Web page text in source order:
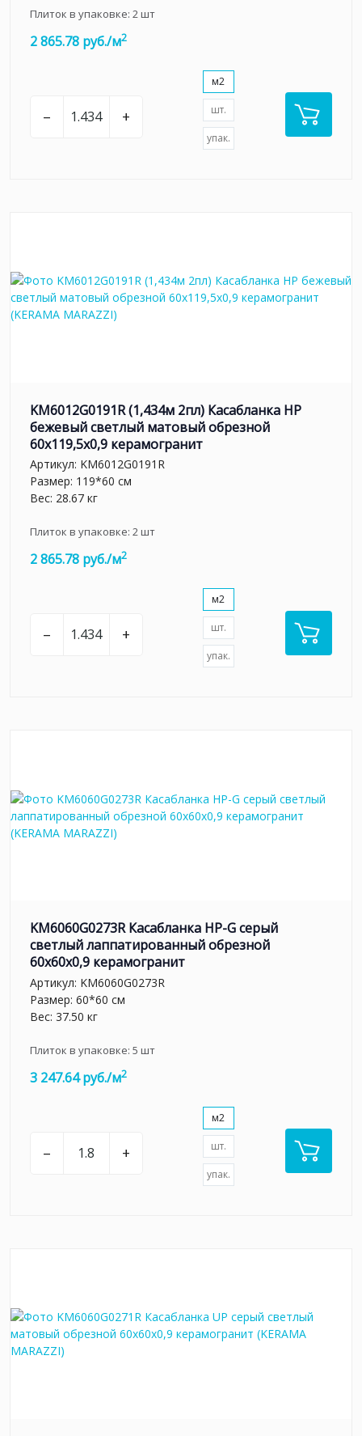
Плиток в упаковке: 2шт
2 865.78 руб./м2
– +
м2
шт.
упак.
KM6012G0191R (1,434м 2пл) Касабланка HP
бежевый светлый матовый обрезной
60x119,5x0,9 керамогранит
Артикул: KM6012G0191R
Размер: 119*60 см
Вес: 28.67 кг
Плиток в упаковке: 2шт
2 865.78 руб./м2
– +
м2
шт.
упак.
KM6060G0273R Касабланка HP-G серый
светлый лаппатированный обрезной
60x60x0,9 керамогранит
Артикул: KM6060G0273R
Размер: 60*60 см
Вес: 37.50 кг
Плиток в упаковке: 5 шт
3 247.64 руб./м2
– +
м2
шт.
упак.